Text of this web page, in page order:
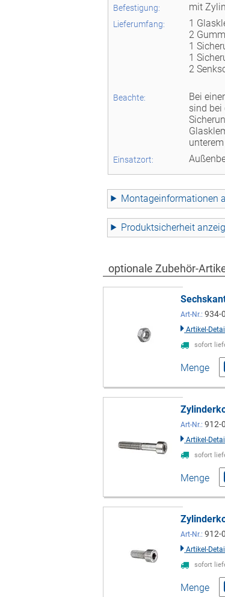
Befestigung: mit
Lieferumfang:
1
2
1
1
2
Beachte: Bei einer
sind bei
Einsatzort:
Montageinformationen
Produktsicherheit
optionale Zubehör-
Art-Nr.: 934-
Artikel-
sofort
Menge
Art-Nr.: 912-
Artikel-
sofort
Menge
Art-Nr.: 912-
Artikel-
sofort
Menge